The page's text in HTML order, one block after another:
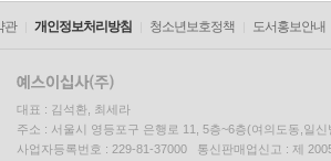
관 개인정보처리방침 청소년보호정책 도서홍보안내
대표 : 김석환, 최세라
주소 : 서울시 영등포구 은행로 11, 5층~6층(여의도동,일신
사업자등록번호 : 229-81-37000 통신판매업신고 : 제